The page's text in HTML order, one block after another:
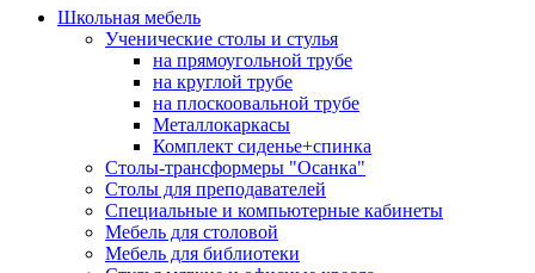
Школьная мебель
Ученические столы и стулья
на прямоугольной трубе
на круглой трубе
на плоскоовальной трубе
Металлокаркасы
Комплект сиденье+спинка
Столы-трансформеры "Осанка"
Столы для преподавателей
Специальные и компьютерные кабинеты
Мебель для столовой
Мебель для библиотеки